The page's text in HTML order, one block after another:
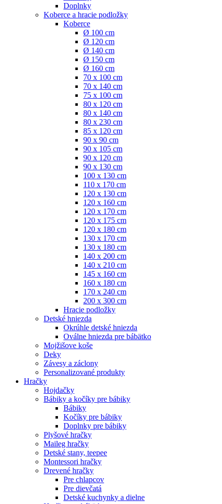
Doplnky
Koberce a hracie podložky
Koberce
Ø 100 cm
Ø 120 cm
Ø 140 cm
Ø 150 cm
Ø 160 cm
70 x 100 cm
70 x 140 cm
75 x 100 cm
80 x 120 cm
80 x 140 cm
80 x 230 cm
85 x 120 cm
90 x 90 cm
90 x 105 cm
90 x 120 cm
90 x 130 cm
100 x 130 cm
110 x 170 cm
120 x 130 cm
120 x 160 cm
120 x 170 cm
120 x 175 cm
120 x 180 cm
130 x 170 cm
130 x 180 cm
140 x 200 cm
140 x 210 cm
145 x 160 cm
160 x 180 cm
170 x 240 cm
200 x 300 cm
Hracie podložky
Detské hniezda
Okrúhle detské hniezda
Oválne hniezda pre bábätko
Mojžišove koše
Deky
Závesy a záclony
Personalizované produkty
Hračky
Hojdačky
Bábiky a kočíky pre bábiky
Bábiky
Kočíky pre bábiky
Doplnky pre bábiky
Plyšové hračky
Maileg hračky
Detské stany, teepee
Montessori hračky
Drevené hračky
Pre chlapcov
Pre dievčatá
Detské kuchynky a dielne